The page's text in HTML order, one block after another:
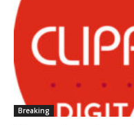
Breaking